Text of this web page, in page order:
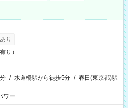
り
り）
/ 水道橋駅から徒歩5分 / 春日(東京都)駅
ワー